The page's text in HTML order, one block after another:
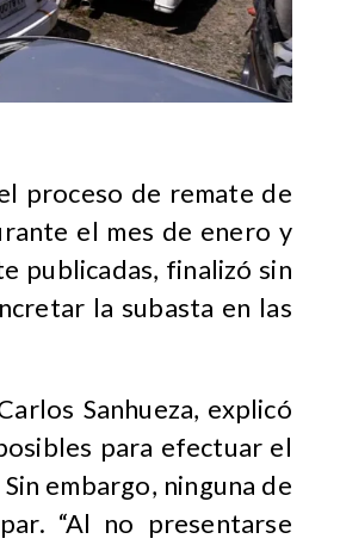
proceso de remate de
el mes de enero y
publicadas, finalizó sin
la subasta en las
Sanhueza, explicó
para efectuar el
embargo, ninguna de
“Al no presentarse